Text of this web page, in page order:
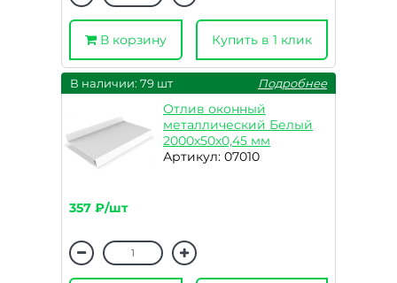
В корзину Купить в 1 клик
В наличии: 79 шт Подробнее
Отлив оконный
металлический Белый
2000х50х0,45 мм
Артикул: 07010
357 ₽/шт